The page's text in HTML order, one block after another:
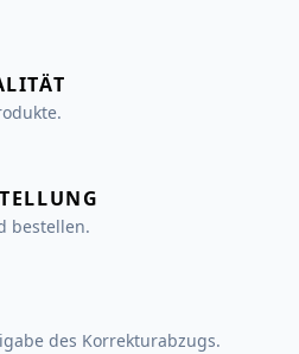
bestellen.
des Korrekturabzugs.